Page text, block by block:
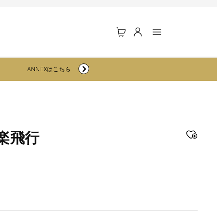
ー
グ
イ
ANNEXはこちら
飛行